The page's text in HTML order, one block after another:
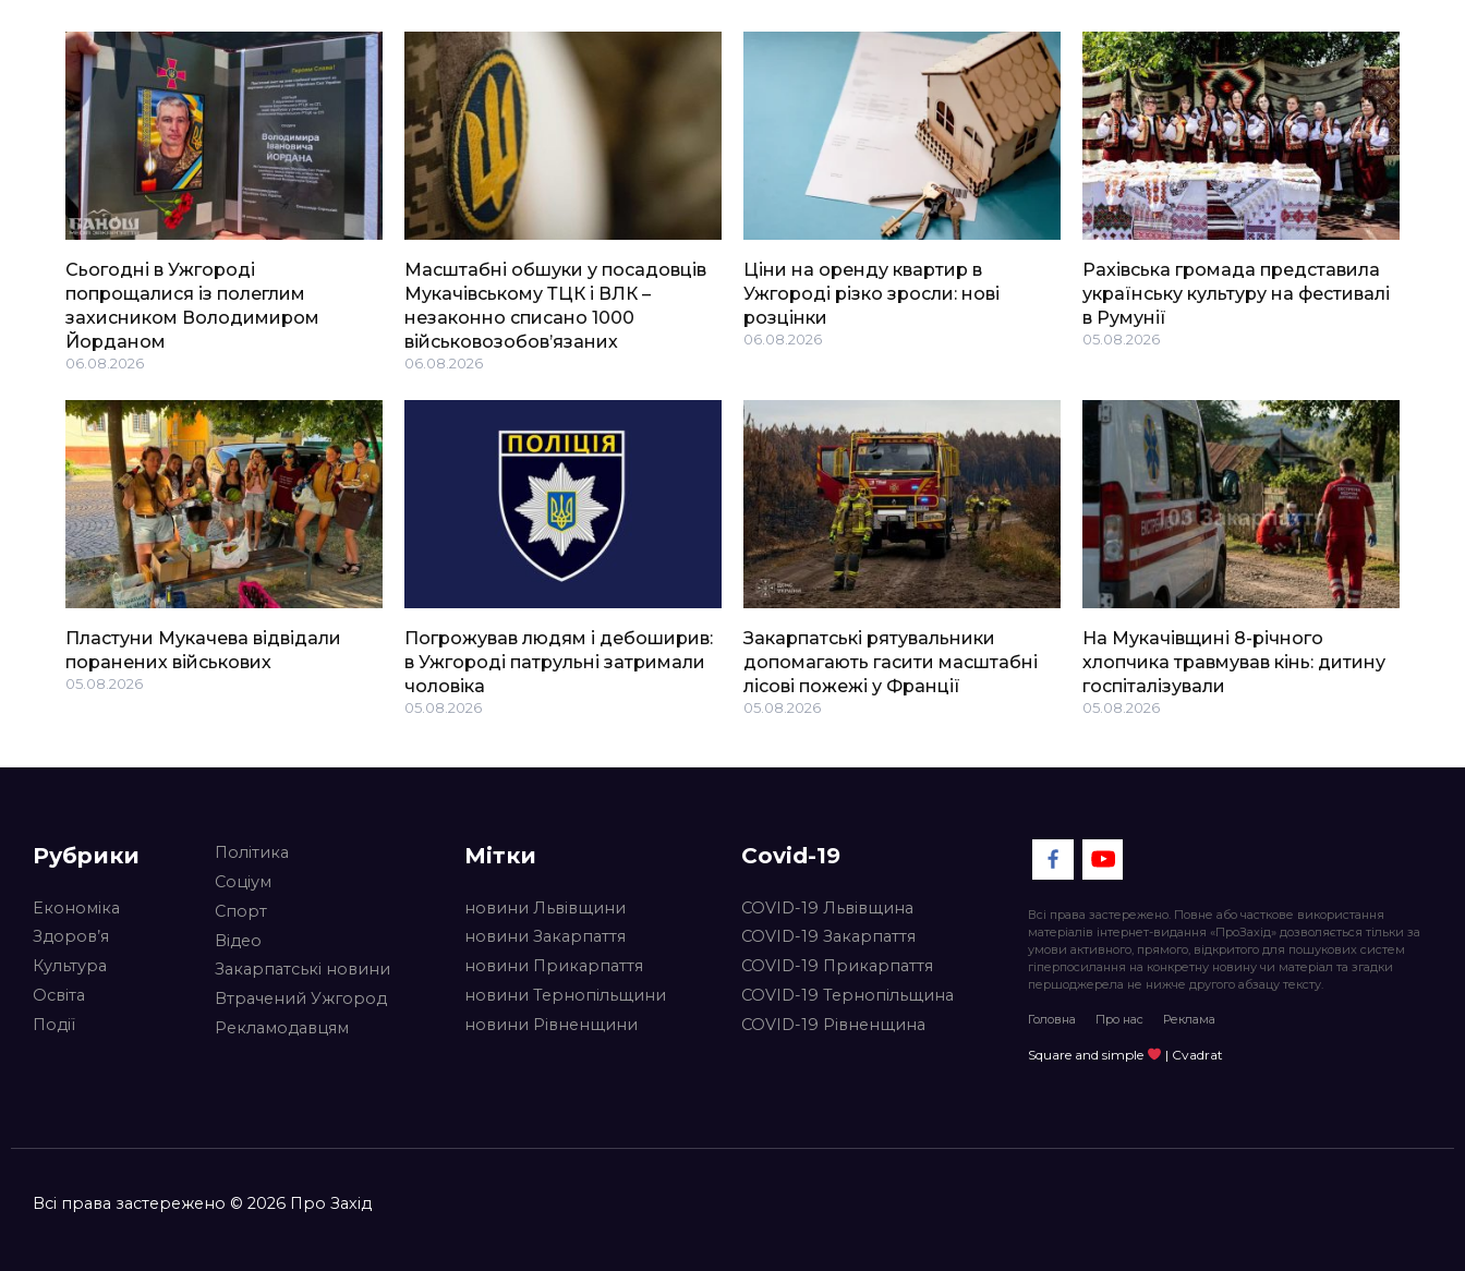
Сьогодні в Ужгороді
попрощалися із полеглим
захисником Володимиром
Йорданом
06.08.2026
Масштабні обшуки у посадовців
Мукачівському ТЦК і ВЛК –
незаконно списано 1000
військовозобов’язаних
06.08.2026
Ціни на оренду квартир в
Ужгороді різко зросли: нові
розцінки
06.08.2026
Рахівська громада представила
українську культуру на фестивалі
в Румунії
05.08.2026
Пластуни Мукачева відвідали
поранених військових
05.08.2026
Погрожував людям і дебоширив:
в Ужгороді патрульні затримали
чоловіка
05.08.2026
Закарпатські рятувальники
допомагають гасити масштабні
лісові пожежі у Франції
05.08.2026
На Мукачівщині 8-річного
хлопчика травмував кінь: дитину
госпіталізували
05.08.2026
Рубрики
Економіка
Здоров’я
Культура
Освіта
Події
Політика
Соціум
Спорт
Відео
Закарпатські новини
Втрачений Ужгород
Рекламодавцям
Мітки
новини Львівщини
новини Закарпаття
новини Прикарпаття
новини Тернопільщини
новини Рівненщини
Covid-19
COVID-19 Львівщина
COVID-19 Закарпаття
COVID-19 Прикарпаття
COVID-19 Тернопільщина
COVID-19 Рівненщина
Всі права застережено. Повне або часткове використання
матеріалів інтернет-видання «ПроЗахід» дозволяється тільки за
умови активного, прямого, відкритого для пошукових систем
гіперпосилання на конкретну новину чи матеріал та згадки
першоджерела не нижче другого абзацу тексту.
Головна Про нас Реклама
Square and simple | Cvadrat
Всі права застережено © 2026 Про Захід